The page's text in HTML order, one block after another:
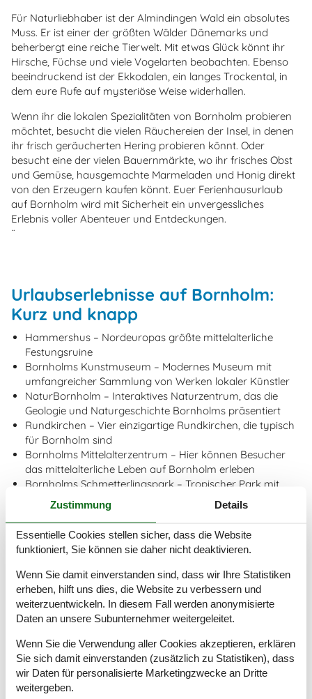
Für Naturliebhaber ist der Almindingen Wald ein absolutes
Muss. Er ist einer der größten Wälder Dänemarks und
beherbergt eine reiche Tierwelt. Mit etwas Glück könnt ihr
Hirsche, Füchse und viele Vogelarten beobachten. Ebenso
beeindruckend ist der Ekkodalen, ein langes Trockental, in
dem eure Rufe auf mysteriöse Weise widerhallen.
Wenn ihr die lokalen Spezialitäten von Bornholm probieren
möchtet, besucht die vielen Räuchereien der Insel, in denen
ihr frisch geräucherten Hering probieren könnt. Oder
besucht eine der vielen Bauernmärkte, wo ihr frisches Obst
und Gemüse, hausgemachte Marmeladen und Honig direkt
von den Erzeugern kaufen könnt. Euer Ferienhausurlaub
auf Bornholm wird mit Sicherheit ein unvergessliches
Erlebnis voller Abenteuer und Entdeckungen.
¨
Urlaubserlebnisse auf Bornholm:
Kurz und knapp
Hammershus – Nordeuropas größte mittelalterliche
Festungsruine
Bornholms Kunstmuseum – Modernes Museum mit
umfangreicher Sammlung von Werken lokaler Künstler
NaturBornholm – Interaktives Naturzentrum, das die
Geologie und Naturgeschichte Bornholms präsentiert
Rundkirchen – Vier einzigartige Rundkirchen, die typisch
für Bornholm sind
Bornholms Mittelalterzentrum – Hier können Besucher
das mittelalterliche Leben auf Bornholm erleben
Bornholms Schmetterlingspark – Tropischer Park mit
Hunderten von Schmetterlingen
Joboland Brændesgårdshaven – Freizeitpark mit Tieren,
Spielplätzen, Bootsfahrten und vielem mehr
Erlebniscenter Natur & Ure – Ein Zentrum, das die
Geschichte der Erde und die Evolution durch interaktive
Ausstellungen erklärt
Almindingen – Einer der größten Wälder Dänemarks mit
zahlreichen Wanderwegen und Picknickplätzen
Ekkodalen – Ein langes Tal mit einer bemerkenswerten
Paradisbakkerne – Eine hügelige Landschaft mit
unzähligen Wanderwegen, die eine atemberaubende
Aussicht bieten
Zustimmung Details
Essentielle Cookies stellen sicher, dass die Website
funktioniert, Sie können sie daher nicht deaktivieren.
Wenn Sie damit einverstanden sind, dass wir Ihre Statistiken
erheben, hilft uns dies, die Website zu verbessern und
weiterzuentwickeln. In diesem Fall werden anonymisierte
Daten an unsere Subunternehmer weitergeleitet.
Wenn Sie die Verwendung aller Cookies akzeptieren, erklären
Sie sich damit einverstanden (zusätzlich zu Statistiken), dass
wir Daten für personalisierte Marketingzwecke an Dritte
weitergeben.